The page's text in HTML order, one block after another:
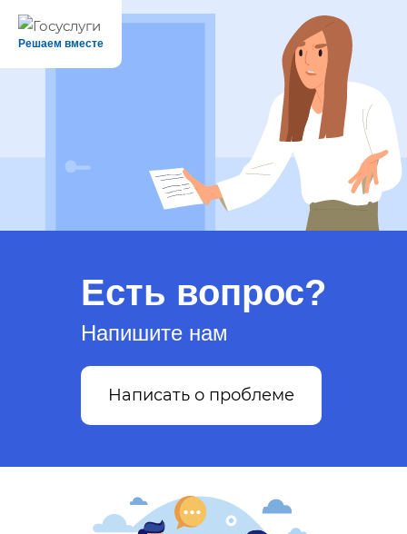
Есть вопрос?
Напишите нам
Написать о проблеме
Решаем вместе